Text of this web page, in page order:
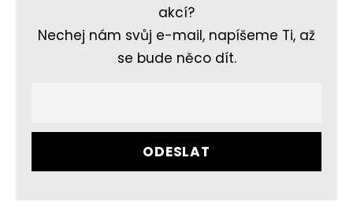
akcí?
Nechej nám svůj e-mail, napíšeme Ti, až
se bude něco dít.